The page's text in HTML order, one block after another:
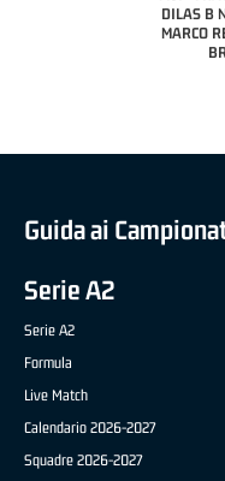
DILAS B
MARCO
Guida ai
Serie A2
Serie A2
Formula
Live Match
Calendario 2026-2027
Squadre 2026-2027